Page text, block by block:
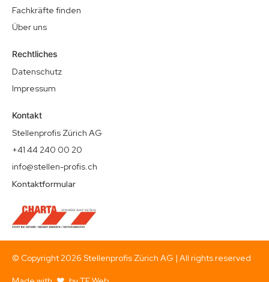
Fachkräfte finden
Über uns
Rechtliches
Datenschutz
Impressum
Kontakt
Stellenprofis Zürich AG
+41 44 240 00 20
info@stellen-profis.ch
Kontaktformular
© Copyright 2026 Stellenprofis Zürich AG | All rights reserved